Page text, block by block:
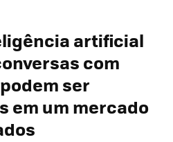
artificial
com
ser
em um mercado